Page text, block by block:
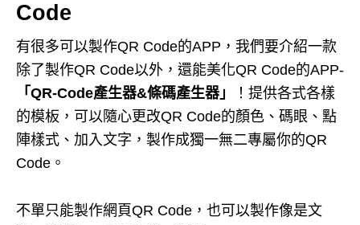
Code
有很多可以製作QR Code的APP，我們要介紹一款
除了製作QR Code以外，還能美化QR Code的APP-
「QR-Code產生器&條碼產生器」
！提供各式各樣
的模板，可以隨心更改QR Code的顏色、碼眼、點
陣樣式、加入文字，製作成獨一無二專屬你的QR
Code。
不單只能製作網頁QR Code，也可以製作像是文